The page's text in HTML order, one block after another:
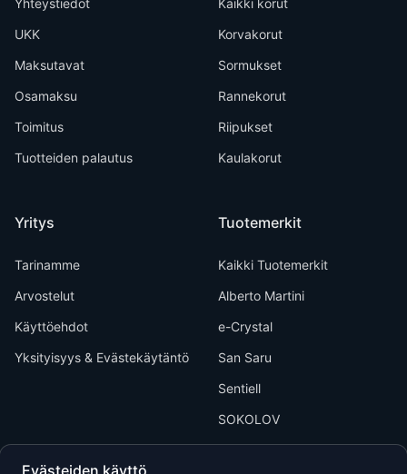
Yhteystiedot
UKK
Maksutavat
Osamaksu
Toimitus
Tuotteiden palautus
Yritys
Tarinamme
Arvostelut
Käyttöehdot
Yksityisyys & Evästekäytäntö
Kaikki korut
Korvakorut
Sormukset
Rannekorut
Riipukset
Kaulakorut
Tuotemerkit
Kaikki Tuotemerkit
Alberto Martini
e-Crystal
San Saru
Sentiell
SOKOLOV
Evästeiden käyttö